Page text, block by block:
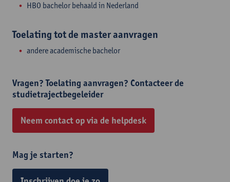
HBO bachelor behaald in Nederland
Toelating tot de master aanvragen
andere academische bachelor
Vragen? Toelating aanvragen? Contacteer de
studietrajectbegeleider
Neem contact op via de helpdesk
Mag je starten?